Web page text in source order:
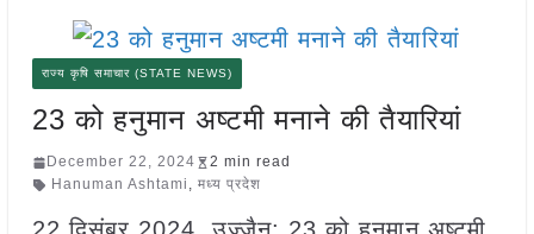
राज्य कृषि समाचार (STATE NEWS)
23 को हनुमान अष्टमी मनाने की तैयारियां
December 22, 2024
2 min read
Hanuman Ashtami , मध्य प्रदेश